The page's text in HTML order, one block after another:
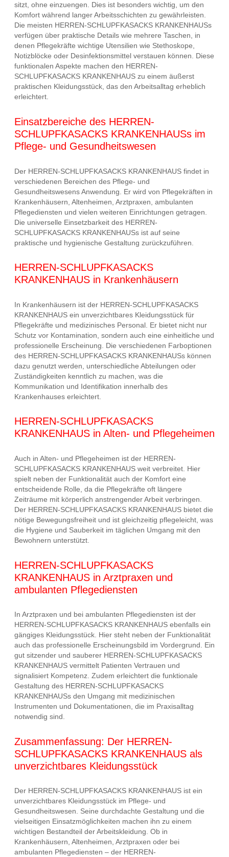
sitzt, ohne einzuengen. Dies ist besonders wichtig, um den
Komfort während langer Arbeitsschichten zu gewährleisten.
Die meisten HERREN-SCHLUPFKASACKS KRANKENHAUSs
verfügen über praktische Details wie mehrere Taschen, in
denen Pflegekräfte wichtige Utensilien wie Stethoskope,
Notizblöcke oder Desinfektionsmittel verstauen können. Diese
funktionalen Aspekte machen den HERREN-
SCHLUPFKASACKS KRANKENHAUS zu einem äußerst
praktischen Kleidungsstück, das den Arbeitsalltag erheblich
erleichtert.
Einsatzbereiche des HERREN-
SCHLUPFKASACKS KRANKENHAUSs im
Pflege- und Gesundheitswesen
Der HERREN-SCHLUPFKASACKS KRANKENHAUS findet in
verschiedenen Bereichen des Pflege- und
Gesundheitswesens Anwendung. Er wird von Pflegekräften in
Krankenhäusern, Altenheimen, Arztpraxen, ambulanten
Pflegediensten und vielen weiteren Einrichtungen getragen.
Die universelle Einsetzbarkeit des HERREN-
SCHLUPFKASACKS KRANKENHAUSs ist auf seine
praktische und hygienische Gestaltung zurückzuführen.
HERREN-SCHLUPFKASACKS
KRANKENHAUS in Krankenhäusern
In Krankenhäusern ist der HERREN-SCHLUPFKASACKS
KRANKENHAUS ein unverzichtbares Kleidungsstück für
Pflegekräfte und medizinisches Personal. Er bietet nicht nur
Schutz vor Kontamination, sondern auch eine einheitliche und
professionelle Erscheinung. Die verschiedenen Farboptionen
des HERREN-SCHLUPFKASACKS KRANKENHAUSs können
dazu genutzt werden, unterschiedliche Abteilungen oder
Zuständigkeiten kenntlich zu machen, was die
Kommunikation und Identifikation innerhalb des
Krankenhauses erleichtert.
HERREN-SCHLUPFKASACKS
KRANKENHAUS in Alten- und Pflegeheimen
Auch in Alten- und Pflegeheimen ist der HERREN-
SCHLUPFKASACKS KRANKENHAUS weit verbreitet. Hier
spielt neben der Funktionalität auch der Komfort eine
entscheidende Rolle, da die Pflegekräfte oft längere
Zeiträume mit körperlich anstrengender Arbeit verbringen.
Der HERREN-SCHLUPFKASACKS KRANKENHAUS bietet die
nötige Bewegungsfreiheit und ist gleichzeitig pflegeleicht, was
die Hygiene und Sauberkeit im täglichen Umgang mit den
Bewohnern unterstützt.
HERREN-SCHLUPFKASACKS
KRANKENHAUS in Arztpraxen und
ambulanten Pflegediensten
In Arztpraxen und bei ambulanten Pflegediensten ist der
HERREN-SCHLUPFKASACKS KRANKENHAUS ebenfalls ein
gängiges Kleidungsstück. Hier steht neben der Funktionalität
auch das professionelle Erscheinungsbild im Vordergrund. Ein
gut sitzender und sauberer HERREN-SCHLUPFKASACKS
KRANKENHAUS vermittelt Patienten Vertrauen und
signalisiert Kompetenz. Zudem erleichtert die funktionale
Gestaltung des HERREN-SCHLUPFKASACKS
KRANKENHAUSs den Umgang mit medizinischen
Instrumenten und Dokumentationen, die im Praxisalltag
notwendig sind.
Zusammenfassung: Der HERREN-
SCHLUPFKASACKS KRANKENHAUS als
unverzichtbares Kleidungsstück
Der HERREN-SCHLUPFKASACKS KRANKENHAUS ist ein
unverzichtbares Kleidungsstück im Pflege- und
Gesundheitswesen. Seine durchdachte Gestaltung und die
vielseitigen Einsatzmöglichkeiten machen ihn zu einem
wichtigen Bestandteil der Arbeitskleidung. Ob in
Krankenhäusern, Altenheimen, Arztpraxen oder bei
ambulanten Pflegediensten – der HERREN-